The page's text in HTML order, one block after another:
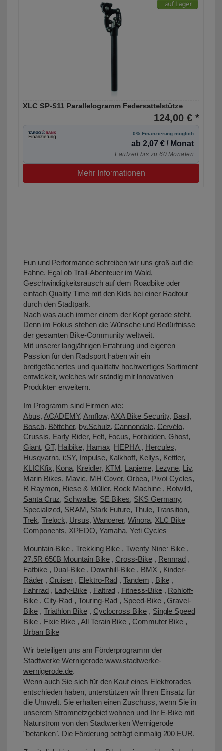
XLC SP-S11 Parallelogramm Federsattelstütze
124,00 € *
0% Finanzierung möglich
ab 2,07 € / Monat
Laufzeit bis zu 60 Monaten
Mehr Informationen
Fun und Performance schreiben wir uns groß auf die
Fahne. Egal ob Trail-Abenteuer im Wald,
Geschwindigkeitsrausch auf dem Roadbike oder
einfach Quality Time mit den Kids bei einer Radtour
durch den Stadtpark.
Nach was auch immer einem der Kopf gerade steht.
Denn im Fokus stehen die Wünsche und Bedürfnisse
der gesamten Bike-Community weltweit.
Mit unserer langjährigen Erfahrung und eigenen
Passion für den Radsport haben wir ein
breitgefächertes und qualitativ hochwertiges Sortiment
entwickelt, welches wir ständig mit innovativen
Produkten erweitern.
Im Programm sind Firmen wie:
Abus, ACADEMY, Amflow, AXA Bike Security, Basil,
Bosch, Böttcher, by.Schulz, Cannondale, Cervélo,
Crussis, Early Rider, Felt, Focus, Forbidden, Ghost,
Giant, GT, Haibike, Hamax, HEPHA , Hercules,
Husqvarna, i:SY, Impulse, Kalkhoff, Kellys, Kettler,
KLICKfix, Kona, Kreidler, KTM, Lapierre, Lezyne, Liv,
Marin Bikes, Mavic, MH Cover, Orbea, Pivot Cycles,
R Raymon, Riese & Müller, Rock Machine , Rotwild,
Santa Cruz, Schwalbe, SE Bikes, SKS Germany,
Specialized, SRAM, Stark Future, Thule, Transition,
Trek, Trelock, Ursus, Wanderer, Winora, XLC Bike
Components, XPEDO, Yamaha, Yeti Cycles
Mountain-Bike , Trekking Bike , Twenty Niner Bike ,
27.5R 650B Mountain Bike , Cross-Bike , Rennrad ,
Fatbike , Dual-Bike , Downhill-Bike , BMX , Kinder-
Räder , Cruiser , Elektro-Rad , Tandem , Bike ,
Fahrrad , Lady-Bike , Faltrad , Fitness-Bike , Rohloff-
Bike , City-Rad , Touring-Rad , Speed-Bike , Gravel-
Bike , Triathlon Bike , Cyclocross Bike , Single Speed
Bike , Fixie Bike , All Terain Bike , Commuter Bike ,
Urban Bike
Wir beteiligen uns am Förderprogramm der
Stadtwerke Wernigerode www.stadtwerke-
wernigerode.de.
Wenn auch Sie sich für den Kauf eines Elektrorades
entschieden haben, unterstützen wir Ihren Einsatz für
die Umwelt. Sie erhalten einen Zuschuss, wenn Sie in
unserem Stromnetzgebiet wohnen und Ihr E-Bike mit
Naturstrom von den Stadtwerken Wernigerode
"betanken". Die Förderung beträgt einmalig 200 EUR.